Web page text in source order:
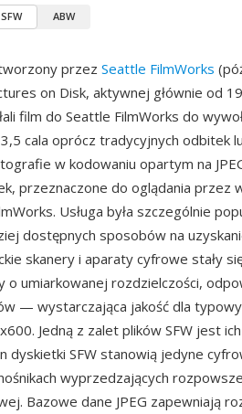
SFW ABW
przez Seattle FilmWorks
on Disk, aktywnej głównie od
film do Seattle FilmWorks do
cala oprócz tradycyjnych odbitek
w kodowaniu opartym na
przeznaczone do oglądania przez
Usługa była szczególnie
dostępnych sposobów na
skanery i aparaty cyfrowe stały
o umiarkowanej rozdzielczości,
— wystarczająca jakość dla
Jedną z zalet plików SFW jest
dyskietki SFW stanowią jedyne
wyprzedzających
Bazowe dane JPEG zapewniają